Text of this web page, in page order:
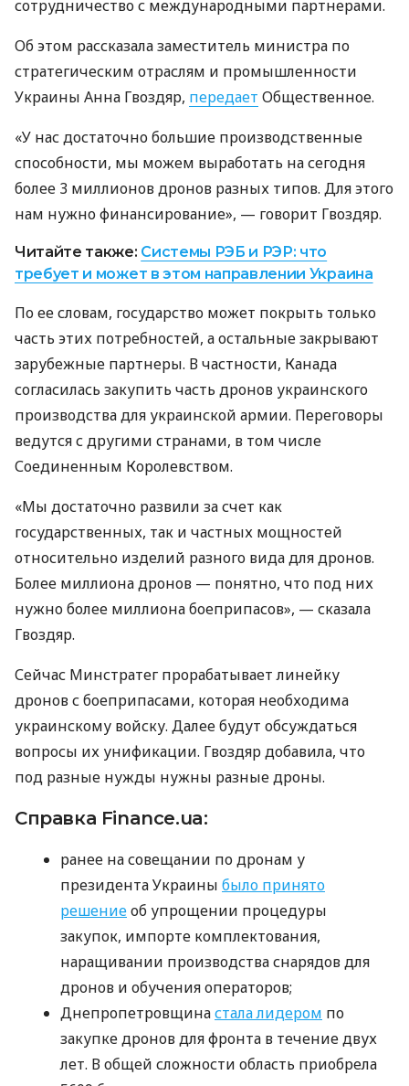
сотрудничество с международными партнерами.
Об этом рассказала заместитель министра по
стратегическим отраслям и промышленности
Украины Анна Гвоздяр, передает Общественное.
«У нас достаточно большие производственные
способности, мы можем выработать на сегодня
более 3 миллионов дронов разных типов. Для этого
нам нужно финансирование», — говорит Гвоздяр.
Читайте также: Системы РЭБ и РЭР: что
требует и может в этом направлении Украина
По ее словам, государство может покрыть только
часть этих потребностей, а остальные закрывают
зарубежные партнеры. В частности, Канада
согласилась закупить часть дронов украинского
производства для украинской армии. Переговоры
ведутся с другими странами, в том числе
Соединенным Королевством.
«Мы достаточно развили за счет как
государственных, так и частных мощностей
относительно изделий разного вида для дронов.
Более миллиона дронов — понятно, что под них
нужно более миллиона боеприпасов», — сказала
Гвоздяр.
Сейчас Минстратег прорабатывает линейку
дронов с боеприпасами, которая необходима
украинскому войску. Далее будут обсуждаться
вопросы их унификации. Гвоздяр добавила, что
под разные нужды нужны разные дроны.
Справка Finance.ua:
ранее на совещании по дронам у
президента Украины было принято
решениеоб упрощении процедуры
закупок, импорте комплектования,
наращивании производства снарядов для
дронов и обучения операторов;
Днепропетровщинастала лидером по
закупке дронов для фронта в течение двух
лет. В общей сложности область приобрела